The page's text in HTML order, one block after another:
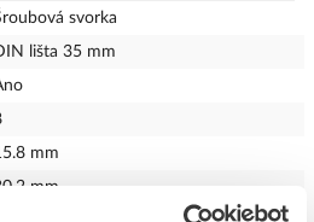
svorka
lišta 35 mm
mm
mm